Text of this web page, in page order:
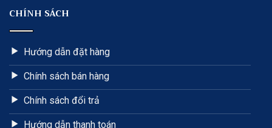
CHÍNH SÁCH
Hướng dẫn đặt hàng
Chính sách bán hàng
Chính sách đổi trả
Hướng dẫn thanh toán